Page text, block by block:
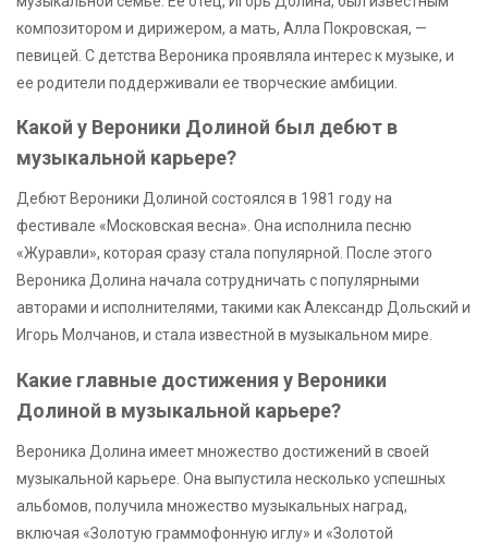
композитором и дирижером, а мать, Алла Покровская, —
певицей. С детства Вероника проявляла интерес к музыке, и
ее родители поддерживали ее творческие амбиции.
Какой у Вероники Долиной был дебют в
музыкальной карьере?
Дебют Вероники Долиной состоялся в 1981 году на
фестивале «Московская весна». Она исполнила песню
«Журавли», которая сразу стала популярной. После этого
Вероника Долина начала сотрудничать с популярными
авторами и исполнителями, такими как Александр Дольский и
Игорь Молчанов, и стала известной в музыкальном мире.
Какие главные достижения у Вероники
Долиной в музыкальной карьере?
Вероника Долина имеет множество достижений в своей
музыкальной карьере. Она выпустила несколько успешных
альбомов, получила множество музыкальных наград,
включая «Золотую граммофонную иглу» и «Золотой